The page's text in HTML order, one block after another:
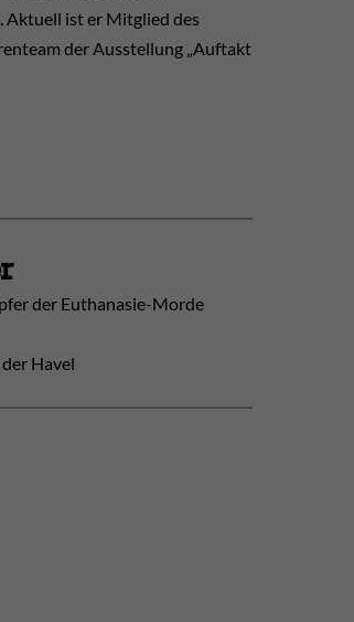
Aktuell ist er Mitglied des
der Ausstellung „Auftakt
der Euthanasie-Morde
Havel